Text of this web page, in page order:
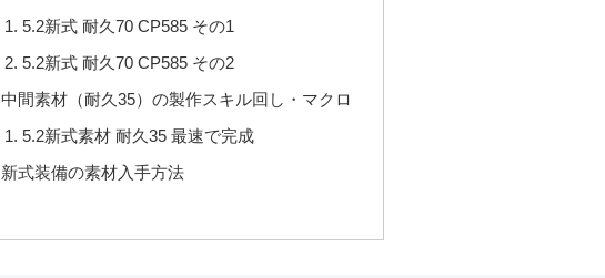
5.2新式 耐久70 CP585 その1
5.2新式 耐久70 CP585 その2
中間素材（耐久35）の製作スキル回し・マクロ
5.2新式素材 耐久35 最速で完成
新式装備の素材入手方法